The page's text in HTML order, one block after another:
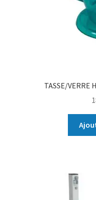
TASSE/VERRE